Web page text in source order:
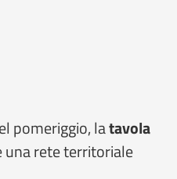
pomeriggio, latavola
una rete territoriale